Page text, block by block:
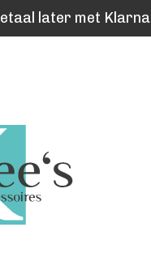
later met Klarna